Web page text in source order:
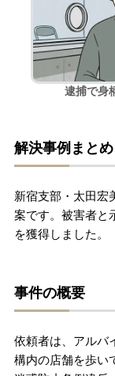
接見・面
刑事事件
弁護士紹介
弁護士費
解決実績
ご依頼者
逮捕で身
解決事例まとめ
新宿支部・太田宏
案です。被害者と
を獲得しました。
事件の概要
依頼者は、アルバ
構内の店舗を歩い